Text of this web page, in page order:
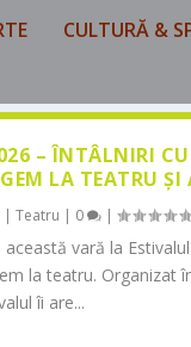
CULTURĂ &
– ÎNTÂLNIRI
LA TEATRU ȘI
|Teatru | 0 |
vară la
la teatru. Organizat
îi are...